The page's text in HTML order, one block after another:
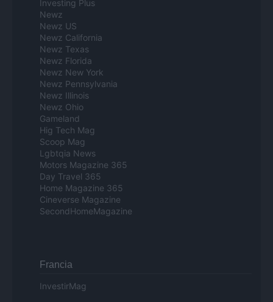
Investing Plus
Newz
Newz US
Newz California
Newz Texas
Newz Florida
Newz New York
Newz Pennsylvania
Newz Illinois
Newz Ohio
Gameland
Hig Tech Mag
Scoop Mag
Lgbtqia News
Motors Magazine 365
Day Travel 365
Home Magazine 365
Cineverse Magazine
SecondHomeMagazine
Francia
InvestirMag